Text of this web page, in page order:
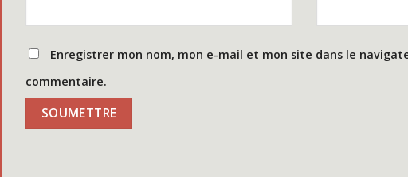
Enregistrer mon nom, mon e-mail et mon site dans le
commentaire.